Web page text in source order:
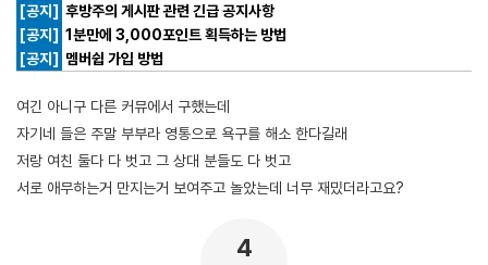
[공지] 후방주의 게시판 관련 긴급 공지사항
[공지] 1분만에 3,000포인트 획득하는 방법
[공지]
멤버쉽 가입 방법
여긴 아니구 다른 커뮤에서 구했는데
자기네 들은 주말 부부라 영통으로 욕구를 해소 한다길래
저랑 여친 둘다 다 벗고 그 상대 분들도 다 벗고
서로 애무하는거 만지는거 보여주고 놀았는데 너무 재밌더라고요?
4